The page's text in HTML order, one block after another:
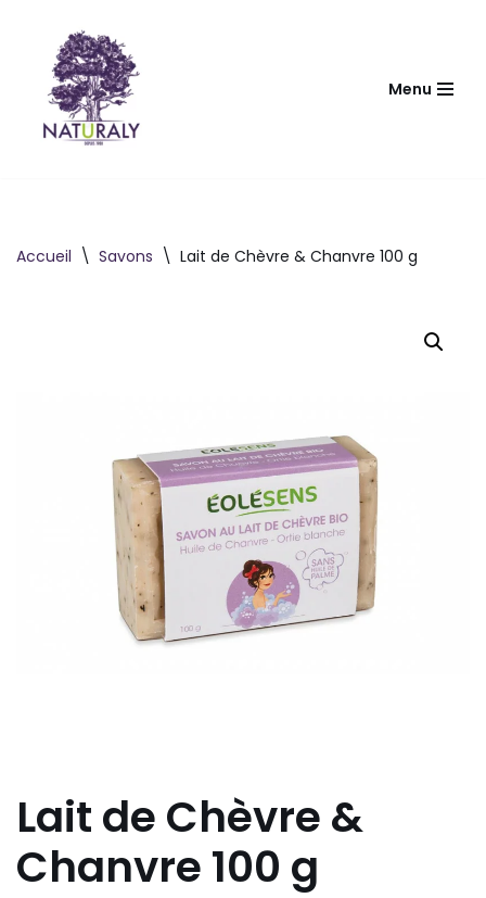
contenu
Menu
Accueil \ Savons \ Lait de Chèvre & Chanvre 100 g
Lait de Chèvre &
Chanvre 100 g